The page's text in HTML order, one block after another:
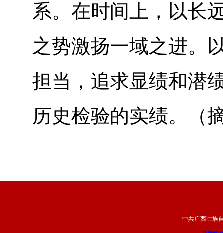
系。在时间上，以长
之势激扬一域之进。
担当，追求显绩和潜
历史检验的实绩。（
中共广西壮族